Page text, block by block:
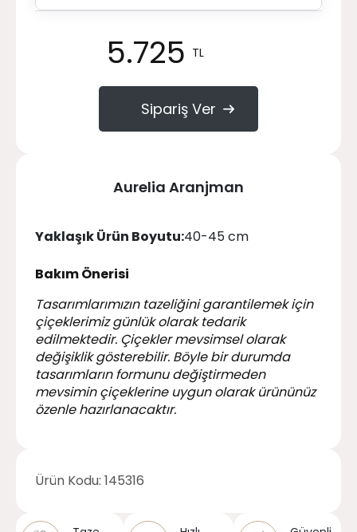
5.725 TL
Sipariş Ver
Aurelia Aranjman
Yaklaşık Ürün Boyutu:40-45 cm
Bakım Önerisi
Tasarımlarımızın tazeliğini garantilemek için
çiçeklerimiz günlük olarak tedarik
edilmektedir. Çiçekler mevsimsel olarak
değişiklik gösterebilir. Böyle bir durumda
tasarımların formunu değiştirmeden
mevsimin çiçeklerine uygun olarak ürününüz
özenle hazırlanacaktır.
Ürün Kodu: 145316